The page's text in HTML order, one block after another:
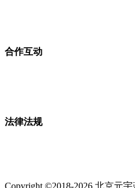
合作互动
法律法规
Copyright ©2018-2026 北京元